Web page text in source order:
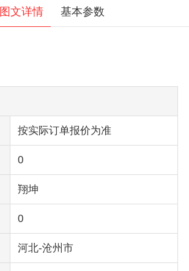
图文详情 基本参数
按实际订单报价为准
0
翔坤
0
河北-沧州市